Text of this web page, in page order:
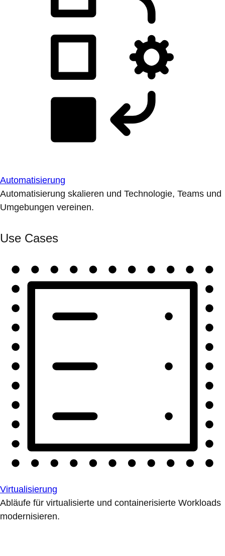
Automatisierung
Automatisierung skalieren und Technologie, Teams und
Umgebungen vereinen.
Use Cases
Virtualisierung
Abläufe für virtualisierte und containerisierte Workloads
modernisieren.